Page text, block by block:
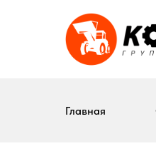
Главная